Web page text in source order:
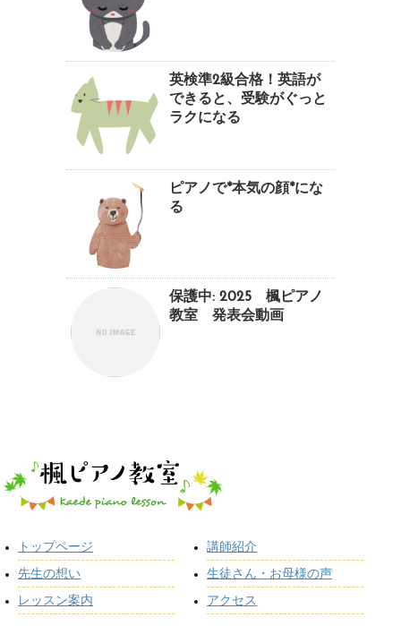
英検準2級合格！英語が
できると、受験がぐっと
ラクになる
ピアノで*本気の顔*にな
る
保護中: 2025 楓ピアノ
教室 発表会動画
トップページ
先生の想い
レッスン案内
講師紹介
生徒さん・お母様の声
アクセス